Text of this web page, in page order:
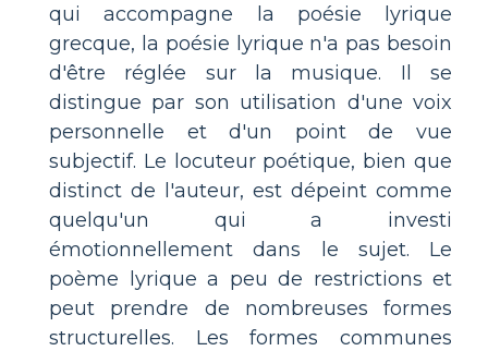
qui accompagne la poésie lyrique
grecque, la poésie lyrique n'a pas besoin
d'être réglée sur la musique. Il se
distingue par son utilisation d'une voix
personnelle et d'un point de vue
subjectif. Le locuteur poétique, bien que
distinct de l'auteur, est dépeint comme
quelqu'un qui a investi
émotionnellement dans le sujet. Le
poème lyrique a peu de restrictions et
peut prendre de nombreuses formes
structurelles. Les formes communes